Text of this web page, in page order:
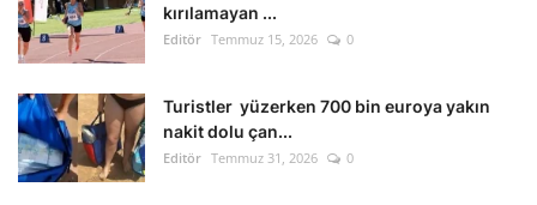
kırılamayan ...
Editör Temmuz 15, 2026 0
Turistler yüzerken 700 bin euroya yakın
nakit dolu çan...
Editör Temmuz 31, 2026 0